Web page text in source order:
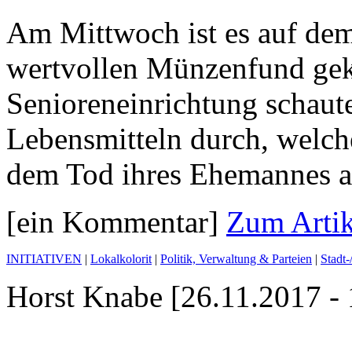
Am Mittwoch ist es auf
wertvollen Münzenfund
Senioreneinrichtung
Lebensmitteln durch,
dem Tod ihres Ehemannes
[ein Kommentar] Zum
INITIATIVEN | Lokalkolorit| Politik, Verwaltung & Parteien |
Horst Knabe [26.11.2017